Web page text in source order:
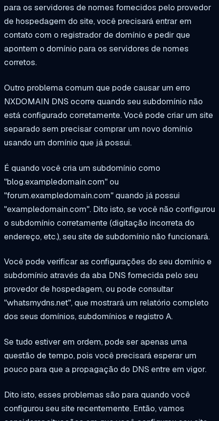
para os servidores de nomes fornecidos pelo provedor
de hospedagem do site, você precisará entrar em
contato com o registrador de domínio e pedir que
apontem o domínio para os servidores de nomes
corretos.
Outro problema comum que pode causar um erro
NXDOMAIN DNS ocorre quando seu subdomínio não
está configurado corretamente. Você pode criar um site
separado sem precisar comprar um novo domínio
usando um domínio que já possui.
É quando você cria um subdomínio como
"blog.exampledomain.com" ou
"forum.exampledomain.com" quando já possui
"exampledomain.com". Dito isto, se você não configurou
o subdomínio corretamente (digitação incorreta do
endereço, etc.), seu site de subdomínio não funcionará.
Você pode verificar as configurações do seu domínio e
subdomínio através da aba DNS fornecida pelo seu
provedor de hospedagem, ou pode consultar
"whatsmydns.net", que mostrará um relatório completo
dos seus domínios, subdomínios e registro A.
Se tudo estiver em ordem, pode ser apenas uma
questão de tempo, pois você precisará esperar um
pouco para que a propagação do DNS entre em vigor.
Dito isto, esses problemas são para quando você
configurou seu site recentemente. Então, vamos